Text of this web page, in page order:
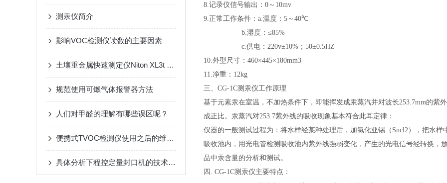
测汞仪简介
影响VOC检测仪读数的主要因素
土壤重金属快速测定仪Niton XL3t 600应用案例分析
规范使用可燃气体报警器方法
人们对甲醛的理解有哪些误区呢？
便携式TVOC检测仪使用之后的维护与保养
具体分析下程控定量封口机的技术原理
8.记录仪信号输出： 0 ～ 10mv
9.正常工作条件： a.温度： 5 ～ 40℃
b.湿度：≤85%
c.供电： 220v±10% ； 50±0.5HZ
10.外型尺寸： 460×445×180mm3
11.净重： 12kg
三、 CG-1C测汞仪工作原理
基于元素汞在室温，不加热条件下，即能挥发成汞蒸汽并对波长253.7mm的紫
成正比。汞蒸汽对253.7紫外线的吸收现象基本符合此耳定律：
仪器的一般测试过程为：将水样经某种处理后，加氯化亚锡（ Sncl2），把水样
吸收池内，用光电管检测吸收池内紫外线强弱变化，产生的光电信号经转换，
品中汞含量的分析和测试。
四 . CG-1C测汞仪主要特点：